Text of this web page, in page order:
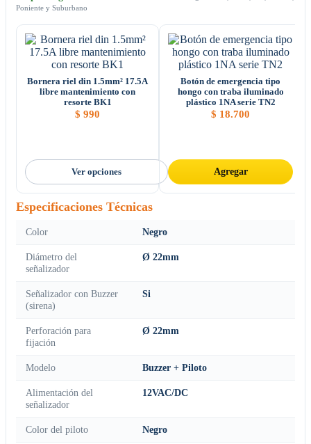
Poniente y Suburbano
Bornera riel din 1.5mm² 17.5A
libre mantenimiento con
resorte BK1
$ 990
Ver opciones
Botón de emergencia tipo
hongo con traba iluminado
plástico 1NA serie TN2
$ 18.700
Agregar
Especificaciones Técnicas
Color Negro
Diámetro del
señalizador
Ø 22mm
Señalizador con Buzzer
(sirena)
Si
Perforación para
fijación
Ø 22mm
Modelo Buzzer + Piloto
Alimentación del
señalizador
12VAC/DC
Color del piloto Negro